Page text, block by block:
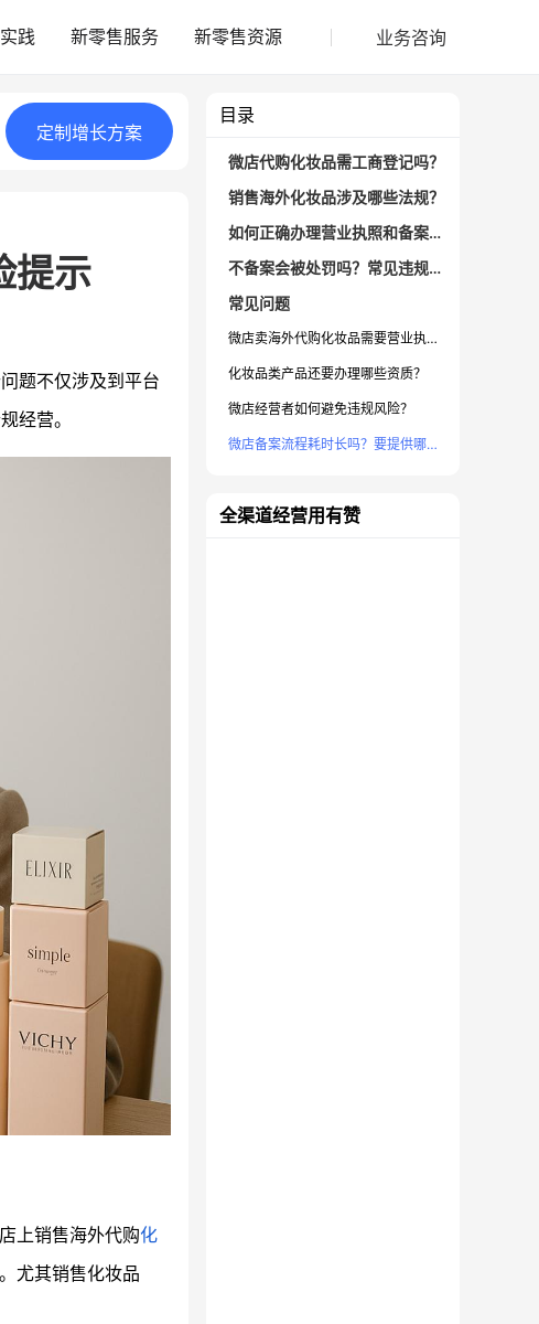
践 新零售服务 新零售资源 业务咨询
定制 增长方案
提示
题不仅涉及到平台
经营。
上销售海外代购化
。尤其销售化妆品
目录
微店代购化妆品需工商登记吗？
销售海外化妆品涉及哪些法规？
如何正确办理营业执照和备案手续？
不备案会被处罚吗？常见违规风险点
常见问题
微店卖海外代购化妆品需要营业执照吗？
化妆品类产品还要办理哪些资质？
微店经营者如何避免违规风险？
微店备案流程耗时长吗？要提供哪些材料？
全渠道经营用有赞